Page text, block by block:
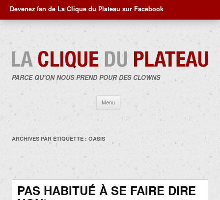
Devenez fan de La Clique du Plateau sur Facebook
PARCE QU'ON NOUS PREND POUR DES CLOWNS
Menu
contenu
ARCHIVES PAR ÉTIQUETTE : OASIS
PAS HABITUÉ À SE FAIRE DIRE